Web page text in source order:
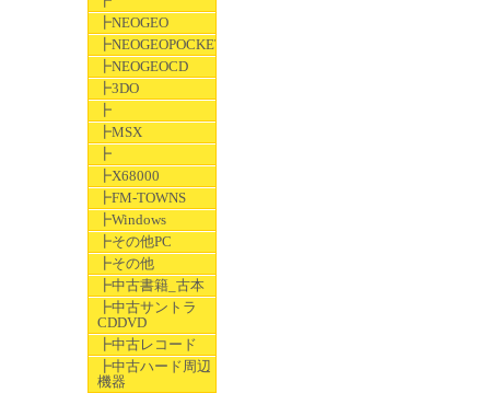
┣NEOGEO
┣NEOGEOPOCKET
┣NEOGEOCD
┣3DO
┣
┣MSX
┣
┣X68000
┣FM-TOWNS
┣Windows
┣その他PC
┣その他
┣中古書籍_古本
┣中古サントラ
CDDVD
┣中古レコード
┣中古ハード周辺
機器